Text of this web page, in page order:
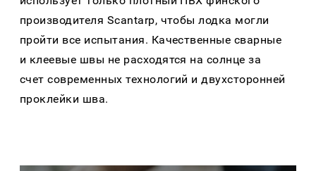
производителя Scantarp, чтобы лодка могли
пройти все испытания. Качественные сварные
и клеевые швы не расходятся на солнце за
счет современных технологий и двухсторонней
проклейки шва.